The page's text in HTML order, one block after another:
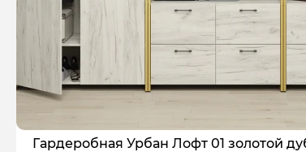
Гардеробная Урбан Лофт 01 золотой